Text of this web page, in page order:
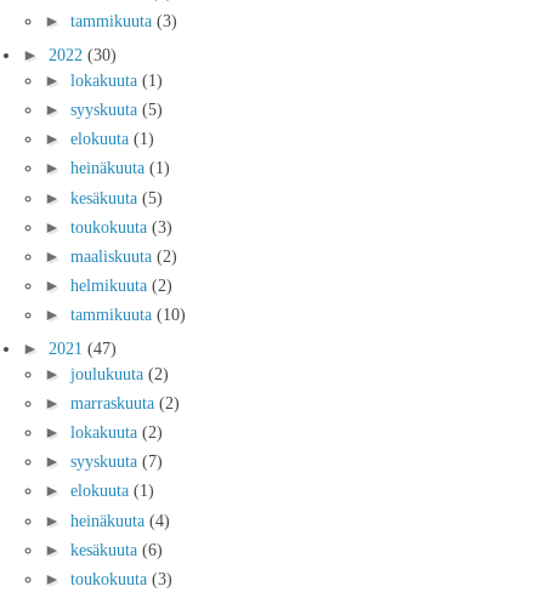
► tammikuuta (3)
► 2022 (30)
► lokakuuta (1)
► syyskuuta (5)
► elokuuta (1)
► heinäkuuta (1)
► kesäkuuta (5)
► toukokuuta (3)
► maaliskuuta (2)
► helmikuuta (2)
► tammikuuta (10)
► 2021 (47)
► joulukuuta (2)
► marraskuuta (2)
► lokakuuta (2)
► syyskuuta (7)
► elokuuta (1)
► heinäkuuta (4)
► kesäkuuta (6)
► toukokuuta (3)